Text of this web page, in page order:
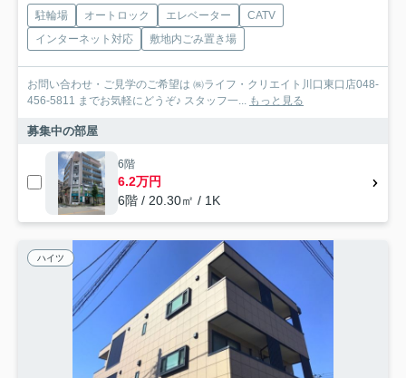
駐輪場 オートロック エレベーター
CATV
インターネット対応
敷地内ごみ置き場
お問い合わせ・ご見学のご希望は ㈱ライフ・クリエイト川口東口店048-
456-5811 までお気軽にどうぞ♪ スタッフ一...
もっと見る
募集中の部屋
6階
6.2万円
6階 / 20.30㎡ / 1K
ハイツ